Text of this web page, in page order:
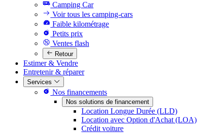
Camping Car
Voir tous les camping-cars
Faible kilométrage
Petits prix
Ventes flash
Retour
Estimer & Vendre
Entretenir & réparer
Services
Nos financements
Nos solutions de financement
Location Longue Durée (LLD)
Location avec Option d'Achat (LOA)
Crédit voiture